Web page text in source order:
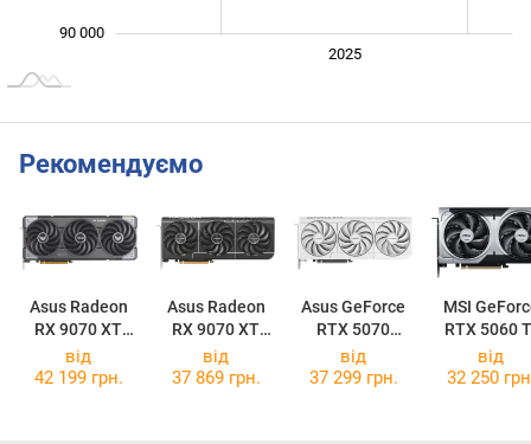
90 000
2025
Рекомендуємо
Asus Radeon
RX 9070 XT
TUF Gaming
OC 16GB
Asus Radeon
RX 9070 XT
Prime OC 16GB
Asus GeForce
RTX 5070
Prime OC White
MSI
RTX 5060
16G
2X OC
від
42 199 грн.
від
37 869 грн.
від
37 299 грн.
від
32 250